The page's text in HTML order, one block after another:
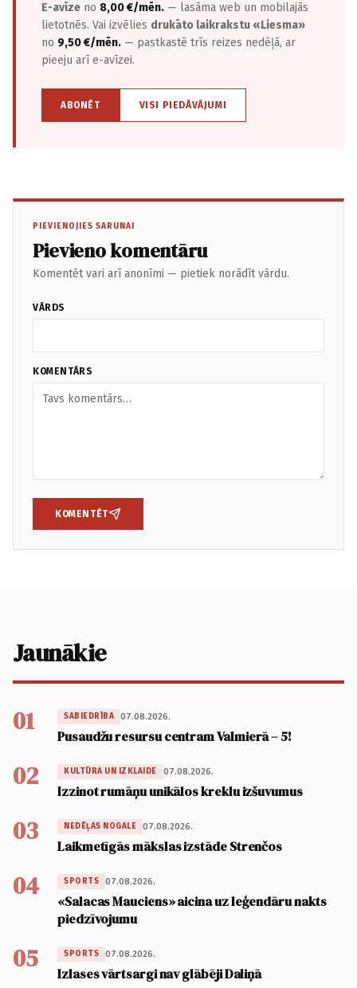
E-avīze no 8,00 €/mēn. — lasāma web un mobilajās
lietotnēs. Vai izvēlies drukāto laikrakstu «Liesma»
no 9,50 €/mēn. — pastkastē trīs reizes nedēļā, ar
pieeju arī e-avīzei.
ABONĒT VISI PIEDĀVĀJUMI
PIEVIENOJIES SARUNAI
Pievieno komentāru
Komentēt vari arī anonīmi — pietiek norādīt vārdu.
VĀRDS
KOMENTĀRS
KOMENTĒT
Jaunākie
01 SABIEDRĪBA 07.08.2026.
Pusaudžu resursu centram Valmierā – 5!
02 KULTŪRA UN IZKLAIDE 07.08.2026.
Izzinot rumāņu unikālos kreklu izšuvumus
03 NEDĒĻAS NOGALE 07.08.2026.
Laikmetīgās mākslas izstāde Strenčos
04 SPORTS 07.08.2026.
«Salacas Mauciens» aicina uz leģendāru nakts
piedzīvojumu
05 SPORTS 07.08.2026.
Izlases vārtsargi nav glābēji Daliņā